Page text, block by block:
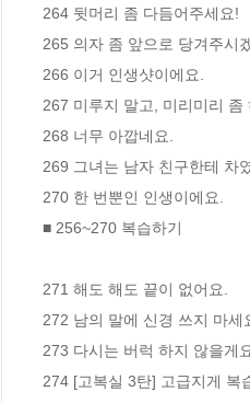
264 뒷머리 좀 다듬어주세요!
265 의자 좀 앞으로 당겨주시
266 이거 인생샷이에요.
267 미루지 말고, 미리미리 좀
268 너무 아깝네요.
269 그녀는 남자 친구한테 차
270 한 번뿐인 인생이에요.
■ 256~270 복습하기
271 해도 해도 끝이 없어요.
272 남의 말에 신경 쓰지 마세
273 다시는 버럭 하지 않을게
274 [고복실 3탄] 고급지게 복